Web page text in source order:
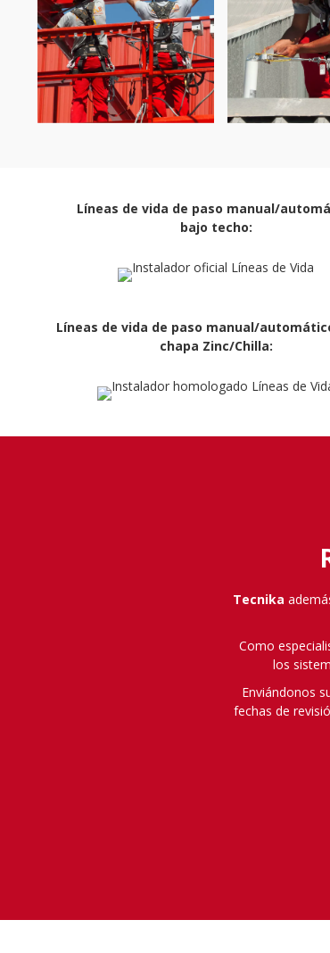
Líneas de vida de paso manual/
bajo techo:
Líneas de vida de paso manual/
chapa Zinc/Chilla:
Tecnika
Como
los
Enviándonos
fechas de